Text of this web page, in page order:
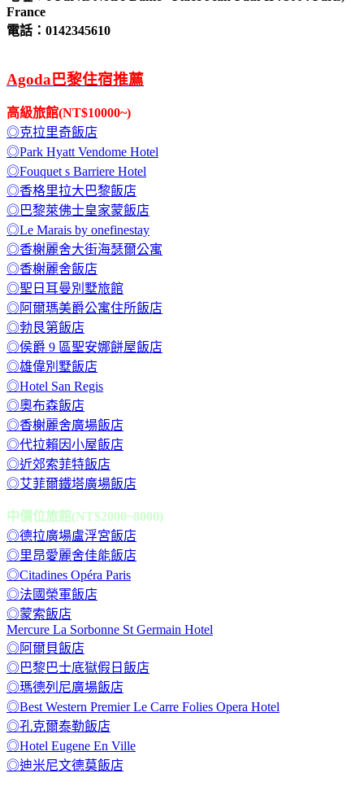
France
電話：0142345610
Agoda巴黎住宿推薦
高級旅館(NT$10000~)
◎克拉里奇飯店
◎Park Hyatt Vendome Hotel
◎Fouquet s Barriere Hotel
◎香格里拉大巴黎飯店
◎巴黎萊佛士皇家蒙飯店
◎Le Marais by onefinestay
◎香榭麗舍大街海瑟爾公寓
◎香榭麗舍飯店
◎聖日耳曼別墅旅館
◎阿爾瑪美爵公寓住所飯店
◎勃艮第飯店
◎侯爵 9 區聖安娜餅屋飯店
◎雄偉別墅飯店
◎Hotel San Regis
◎奧布森飯店
◎香榭麗舍廣場飯店
◎代拉賴因小屋飯店
◎近郊索菲特飯店
◎艾菲爾鐵塔廣場飯店
中價位旅館(NT$2000~8000)
◎德拉廣場盧浮宮飯店
◎里昂愛麗舍佳能飯店
◎Citadines Opéra Paris
◎法國榮軍飯店
◎蒙索飯店
Mercure La Sorbonne St Germain Hotel
◎阿爾貝飯店
◎巴黎巴士底獄假日飯店
◎瑪德列尼廣場飯店
◎Best Western Premier Le Carre Folies Opera Hotel
◎孔克爾泰勒飯店
◎Hotel Eugene En Ville
◎迪米尼文德莫飯店